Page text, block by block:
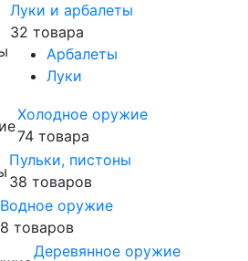
Луки и арбалеты
32 товара
Арбалеты
Луки
Холодное оружие
74 товара
Пульки, пистоны
38 товаров
Водное оружие
8 товаров
Деревянное оружие